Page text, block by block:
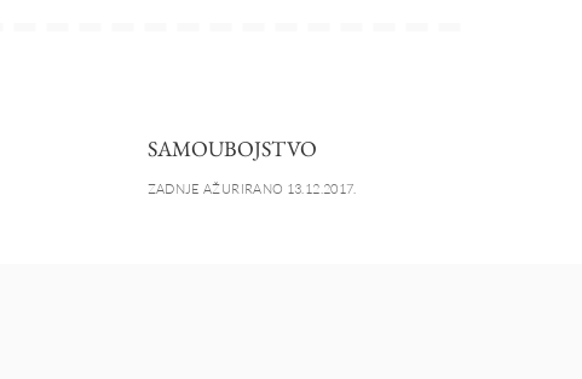
SAMOUBOJSTVO
ZADNJE AŽURIRANO 13.12.2017.